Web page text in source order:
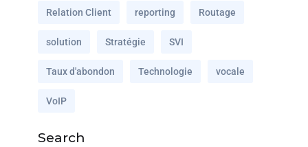
Relation Client reporting Routage
solution Stratégie SVI
Taux d'abondon Technologie vocale
VoIP
Search